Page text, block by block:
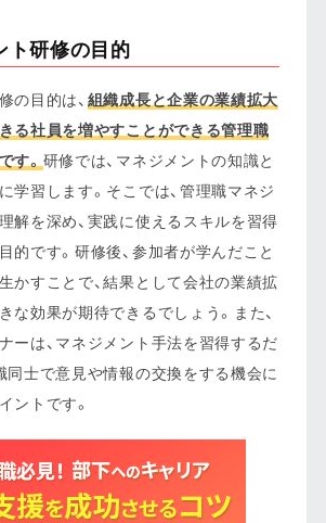
ト研修の目的
の目的は、 組織成長と企業の業績拡大
る社員を増やすことができる管理職
す。 研修では、マネジメントの知識と
学習します。そこでは、管理職マネジ
解を深め、実践に使えるスキルを習得
的です。研修後、参加者が学んだこと
かすことで、結果として会社の業績拡
な効果が期待できるでしょう。また、
ーは、マネジメント手法を習得するだ
同士で意見や情報の交換をする機会に
ントです。